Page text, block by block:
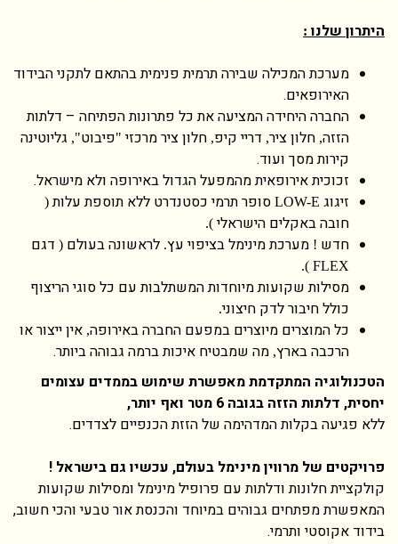
היתרון שלנו:
מערכת המכילה שבירה תרמית פנימית בהתאם לתקני הבידוד
האירופאים.
החברה היחידה המציעה את כל פתרונות הפתיחה – דלתות
הזזה, חלון ציר, דריי קיפ, חלון ציר מרכזי "פיבוט", גליוטינה
קירות מסך ועוד.
זכוכית אירופאית מהמפעל הגדול באירופה ולא מישראל.
זיגוג LOW-E סופר תרמי כסטנדרט ללא תוספת עלות(
חובה באקלים הישראלי ).
חדש ! מערכת מינימל בציפוי עץ. לראשונה בעולם ( דגם
FLEX ).
מסילות שקועות מיוחדות המשתלבות עם כל סוגי הריצוף
כולל חיבור לדק חיצוני.
כל המוצרים מיוצרים במפעם החברה באירופה, אין ייצור או
הרכבה בארץ, מה שמבטיח איכות ברמה גבוהה ביותר.
הטכנולוגיה המתקדמת מאפשרת שימוש בממדים עצומים
יחסית, דלתות הזזה בגובה 6 מטר ואף יותר,
ללא פגיעה בקלות המדהימה של הזזת הכנפיים לצדדים.
פרויקטים של מרווין מינימל בעולם, עכשיו גם בישראל !
קולקציית חלונות ודלתות עם פרופיל מינימל ומסילות שקועות
המאפשרת מפתחים גבוהים במיוחד והכנסת אור טבעי והכי חשוב,
בידוד אקוסטי ותרמי.